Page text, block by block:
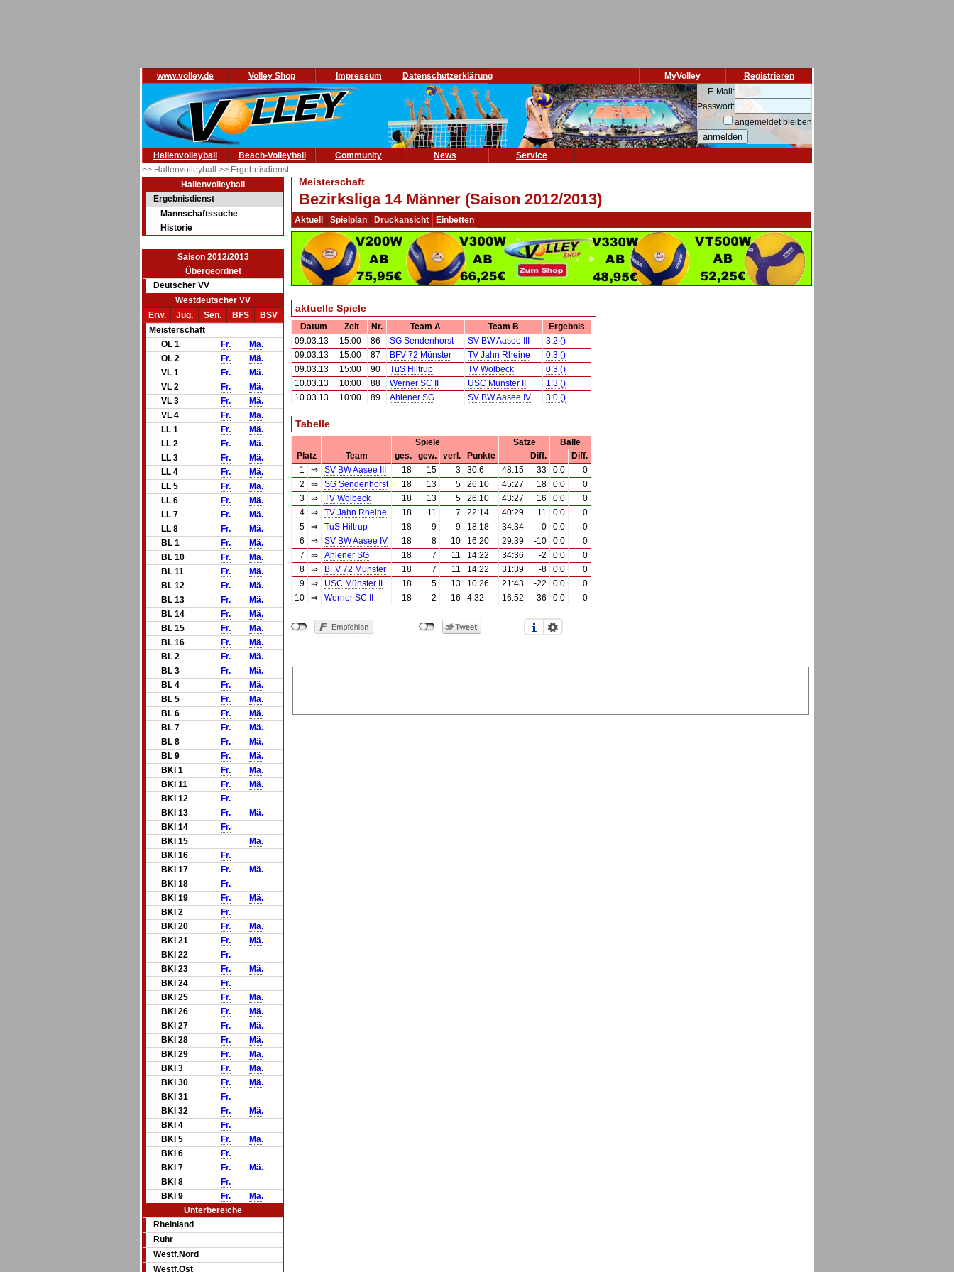
www.volley.de Volley Shop Impressum Datenschutzerklärung Registrieren
MyVolley
E-Mail:
Passwort:
angemeldet bleiben
Hallenvolleyball Beach-Volleyball Community News
Service
>> Hallenvolleyball >> Ergebnisdienst
Hallenvolleyball
Ergebnisdienst
Mannschaftssuche
Historie
Saison 2012/2013
Übergeordnet
Deutscher VV
Westdeutscher VV
Erw.
Jug. Sen. BFS
BSV
Meisterschaft
OL 1
Fr.
Mä.
OL 2
Fr.
Mä.
VL 1
Fr.
Mä.
VL 2
Fr.
Mä.
VL 3
Fr.
Mä.
VL 4
Fr.
Mä.
LL 1
Fr.
Mä.
LL 2
Fr.
Mä.
LL 3
Fr.
Mä.
LL 4
Fr.
Mä.
LL 5
Fr.
Mä.
LL 6
Fr.
Mä.
LL 7
Fr.
Mä.
LL 8
Fr.
Mä.
BL 1
Fr.
Mä.
BL 10
Fr.
Mä.
BL 11
Fr.
Mä.
BL 12
Fr.
Mä.
BL 13
Fr.
Mä.
BL 14
Fr.
Mä.
BL 15
Fr.
Mä.
BL 16
Fr.
Mä.
BL 2
Fr.
Mä.
BL 3
Fr.
Mä.
BL 4
Fr.
Mä.
BL 5
Fr.
Mä.
BL 6
Fr.
Mä.
BL 7
Fr.
Mä.
BL 8
Fr.
Mä.
BL 9
Fr.
Mä.
BKl 1
Fr.
Mä.
BKl 11
Fr.
Mä.
BKl 12
Fr.
BKl 13
Fr.
Mä.
BKl 14
Fr.
BKl 15
Mä.
BKl 16
Fr.
BKl 17
Fr.
Mä.
BKl 18
Fr.
BKl 19
Fr.
Mä.
BKl 2
Fr.
BKl 20
Fr.
Mä.
BKl 21
Fr.
Mä.
BKl 22
Fr.
BKl 23
Fr.
Mä.
BKl 24
Fr.
BKl 25
Fr.
Mä.
BKl 26
Fr.
Mä.
BKl 27
Fr.
Mä.
BKl 28
Fr.
Mä.
BKl 29
Fr.
Mä.
BKl 3
Fr.
Mä.
BKl 30
Fr.
Mä.
BKl 31
Fr.
BKl 32
Fr.
Mä.
BKl 4
Fr.
BKl 5
Fr.
Mä.
BKl 6
Fr.
BKl 7
Fr.
Mä.
BKl 8
Fr.
BKl 9
Fr.
Mä.
Unterbereiche
Rheinland
Ruhr
Westf.Nord
Westf.Ost
Meisterschaft
Bezirksliga 14 Männer (Saison 2012/2013)
Aktuell Spielplan Druckansicht Einbetten
aktuelle Spiele
Datum Zeit Nr. Team A Team B
Ergebnis
09.03.13
15:00 86 SG Sendenhorst SV BW Aasee III
3:2 ()
09.03.13
15:00 87 BFV 72 Münster TV Jahn Rheine
0:3 ()
09.03.13
15:00 90 TuS Hiltrup TV Wolbeck
0:3 ()
10.03.13
10:00 88 Werner SC II USC Münster II
1:3 ()
10.03.13
10:00 89 Ahlener SG SV BW Aasee IV 3:0 ()
Tabelle
Spiele Sätze
Bälle
Platz
Team ges. gew. verl. Punkte Diff.
Diff.
1
⇒ SV BW Aasee III 18 15 3 30:6 48:15 33 0:0
0
2
⇒ SG Sendenhorst 18 13 5 26:10 45:27 18 0:0
0
3
⇒ TV Wolbeck 18 13 5 26:10 43:27 16 0:0
0
4
⇒ TV Jahn Rheine 18 11 7 22:14 40:29 11 0:0
0
5
⇒ TuS Hiltrup 18 9 9 18:18 34:34 0 0:0
0
6
⇒ SV BW Aasee IV 18 8 10 16:20 29:39 -10 0:0
0
7
⇒ Ahlener SG 18 7 11 14:22 34:36 -2 0:0
0
8
⇒ BFV 72 Münster 18 7 11 14:22 31:39 -8 0:0
0
9
⇒ USC Münster II 18 5 13 10:26 21:43 -22 0:0
0
10
⇒ Werner SC II 18 2 16 4:32 16:52 -36 0:0 0